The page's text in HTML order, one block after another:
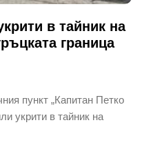
в тайник на
граница
пункт „Капитан Петко
укрити в тайник на